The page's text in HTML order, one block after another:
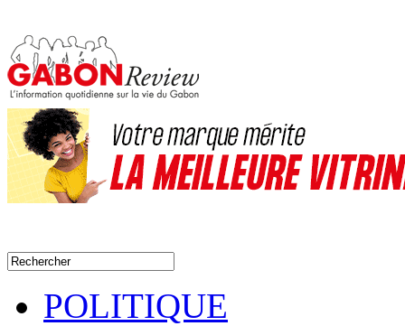
POLITIQUE